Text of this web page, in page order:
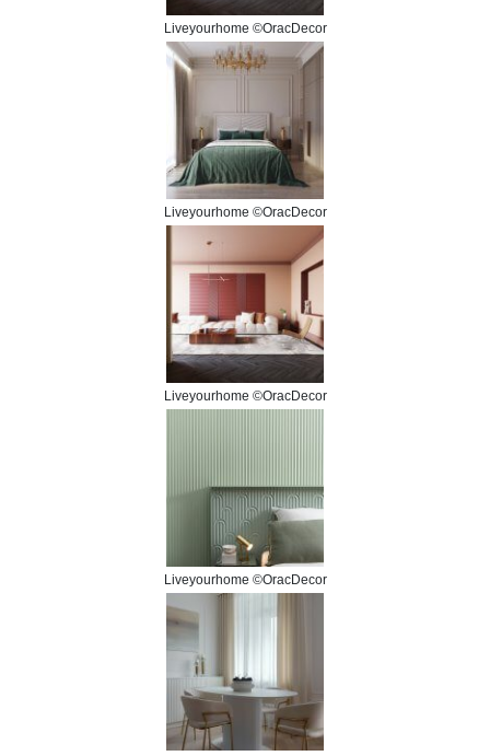
Liveyourhome ©OracDecor
Liveyourhome ©OracDecor
Liveyourhome ©OracDecor
Liveyourhome ©OracDecor